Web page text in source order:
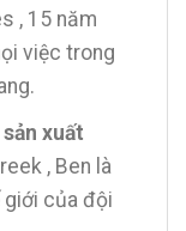
, 15 năm
việc trong
xuất
, Ben là
giới của đội